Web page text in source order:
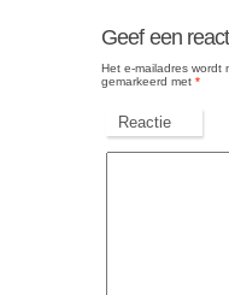
Geef een
Het e-mailadres wordt
gemarkeerd met *
Reactie